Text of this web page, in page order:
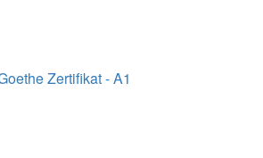
Zertifikat - A1